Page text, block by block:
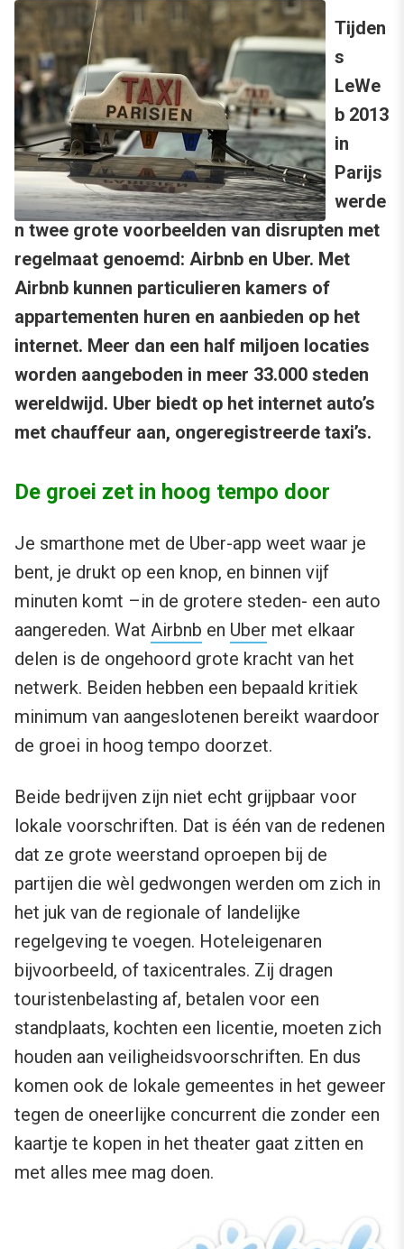
Tijden
s
LeWe
b 2013
in
Parijs
werde
n twee grote voorbeelden van disrupten met
regelmaat genoemd: Airbnb en Uber. Met
Airbnb kunnen particulieren kamers of
appartementen huren en aanbieden op het
internet. Meer dan een half miljoen locaties
worden aangeboden in meer 33.000 steden
wereldwijd. Uber biedt op het internet auto’s
met chauffeur aan, ongeregistreerde taxi’s.
De groei zet in hoog tempo door
Je smarthone met de Uber-app weet waar je
bent, je drukt op een knop, en binnen vijf
minuten komt –in de grotere steden- een auto
aangereden. Wat Airbnb en Uber met elkaar
delen is de ongehoord grote kracht van het
netwerk. Beiden hebben een bepaald kritiek
minimum van aangeslotenen bereikt waardoor
de groei in hoog tempo doorzet.
Beide bedrijven zijn niet echt grijpbaar voor
lokale voorschriften. Dat is één van de redenen
dat ze grote weerstand oproepen bij de
partijen die wèl gedwongen werden om zich in
het juk van de regionale of landelijke
regelgeving te voegen. Hoteleigenaren
bijvoorbeeld, of taxicentrales. Zij dragen
touristenbelasting af, betalen voor een
standplaats, kochten een licentie, moeten zich
houden aan veiligheidsvoorschriften. En dus
komen ook de lokale gemeentes in het geweer
tegen de oneerlijke concurrent die zonder een
kaartje te kopen in het theater gaat zitten en
met alles mee mag doen.